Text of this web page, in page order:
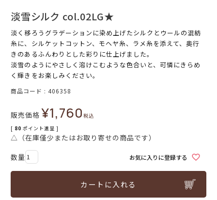
淡雪シルク col.02LG★
淡く移ろうグラデーションに染め上げたシルクとウールの混紡
糸に、シルケットコットン、モヘヤ糸、ラメ糸を添えて、奥行
きのあるふんわりとした彩りに仕上げました。
淡雪のようにやさしく溶けこむような色合いと、可憐にきらめ
く輝きをお楽しみください。
商品コード 406358
販売価格 ¥1,760税込
[ 80 ポイント進呈 ]
△（在庫僅少またはお取り寄せの商品です）
お気に入りに登録する
カートに入れる